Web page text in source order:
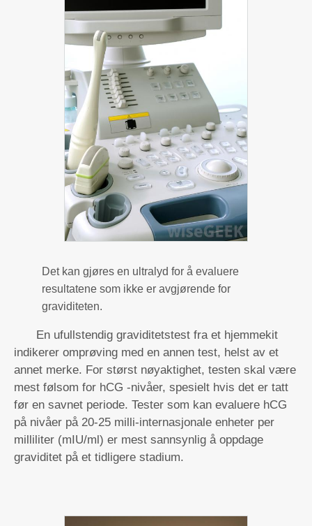
Det kan gjøres en ultralyd for å evaluere
resultatene som ikke er avgjørende for
graviditeten.
En ufullstendig graviditetstest fra et hjemmekit
indikerer omprøving med en annen test, helst av et
annet merke. For størst nøyaktighet, testen skal være
mest følsom for hCG -nivåer, spesielt hvis det er tatt
før en savnet periode. Tester som kan evaluere hCG
på nivåer på 20-25 milli-internasjonale enheter per
milliliter (mIU/ml) er mest sannsynlig å oppdage
graviditet på et tidligere stadium.